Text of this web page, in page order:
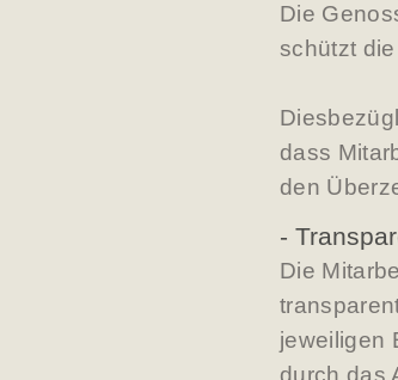
Die
schützt
dass
den
-
Die
jeweiligen
durch das